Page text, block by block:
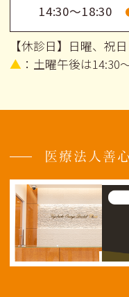
14:30～18:30
【休診日】日曜、祝日
▲ ：土曜午後は14:30
医療法人善